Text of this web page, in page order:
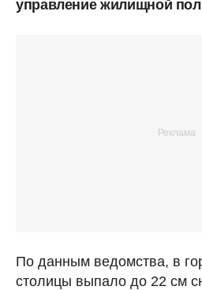
управление жилищной
По данным ведомства, в
столицы выпало до 22 см